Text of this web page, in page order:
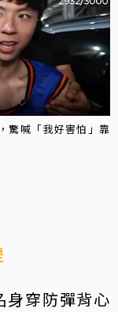
驚喊「我好害怕」靠
身穿防彈背心